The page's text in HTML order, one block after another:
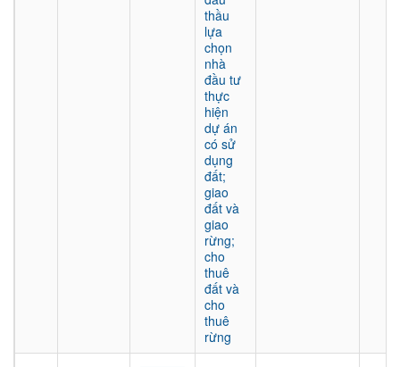
thầu
lựa
chọn
nhà
đầu tư
thực
hiện
dự án
có sử
dụng
đất;
giao
đất và
giao
rừng;
cho
thuê
đất và
cho
thuê
rừng